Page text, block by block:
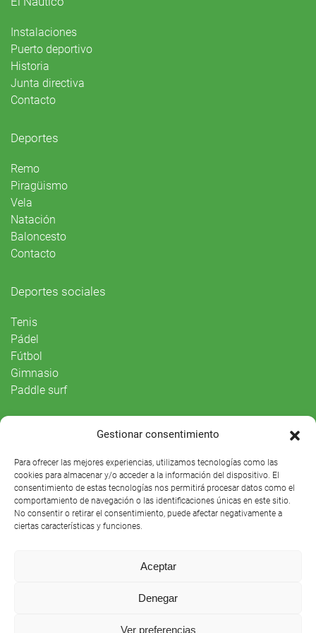
Gestionar consentimiento
Para ofrecer las mejores experiencias, utilizamos tecnologías como las
cookies para almacenar y/o acceder a la información del dispositivo. El
consentimiento de estas tecnologías nos permitirá procesar datos como el
comportamiento de navegación o las identificaciones únicas en este sitio.
No consentir o retirar el consentimiento, puede afectar negativamente a
ciertas características y funciones.
Aceptar
Denegar
Ver preferencias
Instalaciones
Puerto deportivo
Historia
Junta directiva
Contacto
Deportes
Remo
Piragüismo
Vela
Natación
Baloncesto
Contacto
Deportes sociales
Tenis
Pádel
Fútbol
Gimnasio
Paddle surf
Agenda
Club Náutico Sevilla © 2021 |Aviso legal